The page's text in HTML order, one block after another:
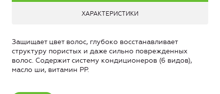
ХАРАКТЕРИСТИКИ
Защищает цвет волос, глубоко восстанавливает
структуру пористых и даже сильно поврежденных
волос. Содержит систему кондиционеров (6 видов),
масло ши, витамин PP.